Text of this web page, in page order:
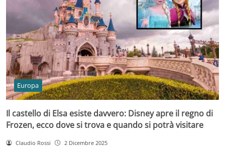
Europa
Il castello di Elsa esiste davvero: Disney apre il regno di
Frozen, ecco dove si trova e quando si potrà visitare
Claudio Rossi 2 Dicembre 2025